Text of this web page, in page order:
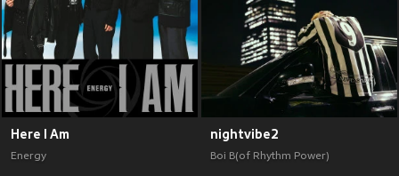
Here I Am
Energy
nightvibe2
Boi B(of Rhythm Power)